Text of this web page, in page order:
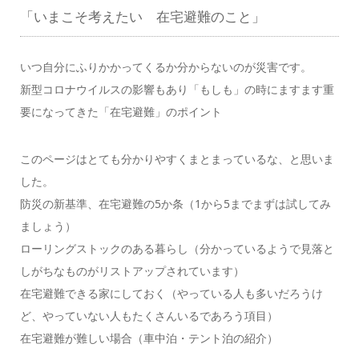
「いまこそ考えたい 在宅避難のこと」
いつ自分にふりかかってくるか分からないのが災害です。
新型コロナウイルスの影響もあり「もしも」の時にますます重
要になってきた「在宅避難」のポイント
このページはとても分かりやすくまとまっているな、と思いま
した。
防災の新基準、在宅避難の5か条（1から5までまずは試してみ
ましょう）
ローリングストックのある暮らし（分かっているようで見落と
しがちなものがリストアップされています）
在宅避難できる家にしておく（やっている人も多いだろうけ
ど、やっていない人もたくさんいるであろう項目）
在宅避難が難しい場合（車中泊・テント泊の紹介）